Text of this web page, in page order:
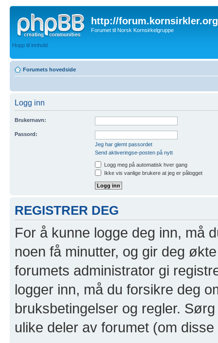
http://forum.kornsirkler.org
Forumet til Norsk Kornsirkelgruppe
Hopp til innhold
Forumets hovedside
Logg inn
Brukernavn:
Passord:
Jeg har glemt passordet
Send aktiveringse-posten på nytt
Logg meg på automatisk hver gang
Ikke vis vanlige brukere at jeg er pålogget
REGISTRER DEG
For å kunne logge deg inn, må
noen få minutter, og gir deg
forumets administrator gi
logger inn, må du forsikre deg
bruksbetingelser og regler.
ulike deler av forumet (om